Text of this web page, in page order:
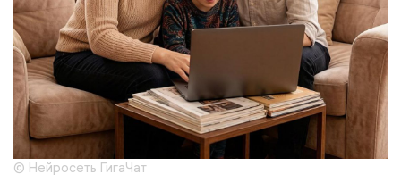
© Нейросеть ГигаЧат